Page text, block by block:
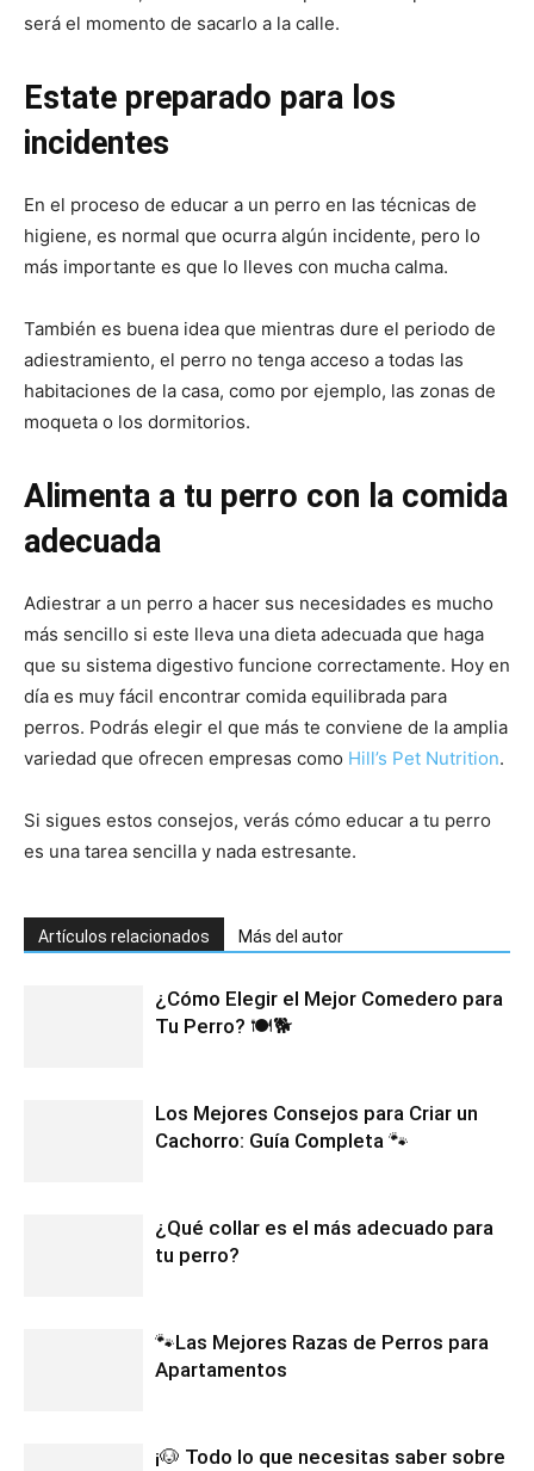
será el momento de sacarlo a la calle.
Estate preparado para los
incidentes
En el proceso de educar a un perro en las técnicas de
higiene, es normal que ocurra algún incidente, pero lo
más importante es que lo lleves con mucha calma.
También es buena idea que mientras dure el periodo de
adiestramiento, el perro no tenga acceso a todas las
habitaciones de la casa, como por ejemplo, las zonas de
moqueta o los dormitorios.
Alimenta a tu perro con la comida
adecuada
Adiestrar a un perro a hacer sus necesidades es mucho
más sencillo si este lleva una dieta adecuada que haga
que su sistema digestivo funcione correctamente. Hoy en
día es muy fácil encontrar comida equilibrada para
perros. Podrás elegir el que más te conviene de la amplia
variedad que ofrecen empresas como Hill’s Pet Nutrition.
Si sigues estos consejos, verás cómo educar a tu perro
es una tarea sencilla y nada estresante.
Artículos relacionados Más del autor
¿Cómo Elegir el Mejor Comedero para
Tu Perro? 🍽️🐕
Los Mejores Consejos para Criar un
Cachorro: Guía Completa 🐾
¿Qué collar es el más adecuado para
tu perro?
🐾Las Mejores Razas de Perros para
Apartamentos
¡🐶 Todo lo que necesitas saber sobre